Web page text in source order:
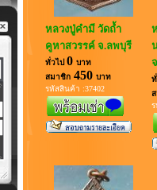
หลวงปู่คำมี วัดถ้ำ
คูหาสวรรค์ จ.ลพบุรี
ทั่วไป 0 บาท
สมาชิก 450 บาท
รหัสสินค้า :37402